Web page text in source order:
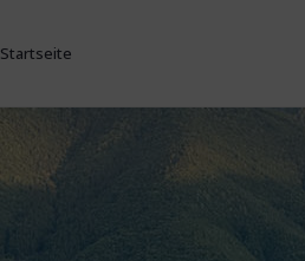
Startseite